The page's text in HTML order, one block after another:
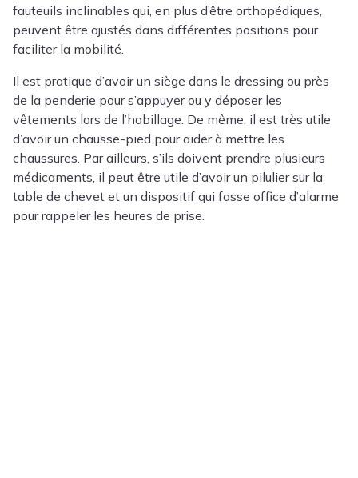
fauteuils inclinables qui, en plus d’être orthopédiques,
peuvent être ajustés dans différentes positions pour
faciliter la mobilité.
Il est pratique d’avoir un siège dans le dressing ou près
de la penderie pour s’appuyer ou y déposer les
vêtements lors de l’habillage. De même, il est très utile
d’avoir un chausse-pied pour aider à mettre les
chaussures. Par ailleurs, s’ils doivent prendre plusieurs
médicaments, il peut être utile d’avoir un pilulier sur la
table de chevet et un dispositif qui fasse office d’alarme
pour rappeler les heures de prise.